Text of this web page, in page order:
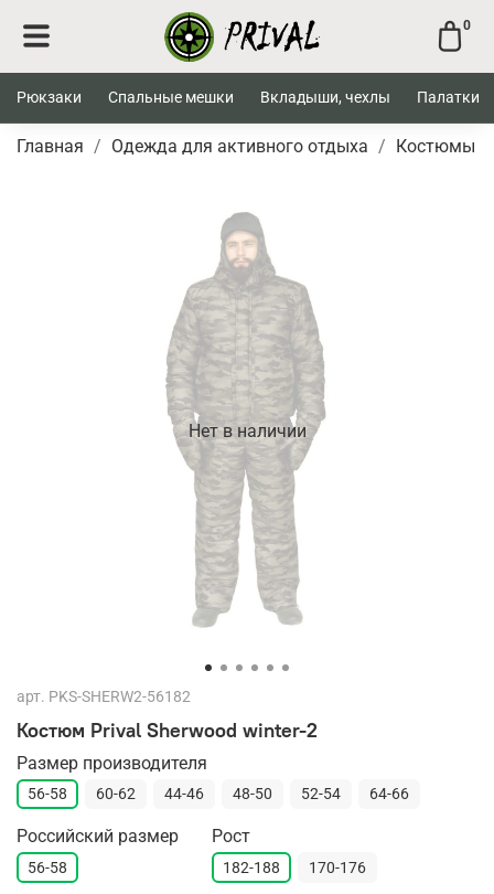
0
Рюкзаки Спальные мешки Вкладыши, чехлы Палатки
Главная Одежда для активного отдыха Костюмы
Нет в наличии
арт. PKS-SHERW2-56182
Костюм Prival Sherwood winter-2
Размер производителя
56-58 60-62 44-46 48-50 52-54 64-66
Российский размер
56-58
Рост
182-188 170-176